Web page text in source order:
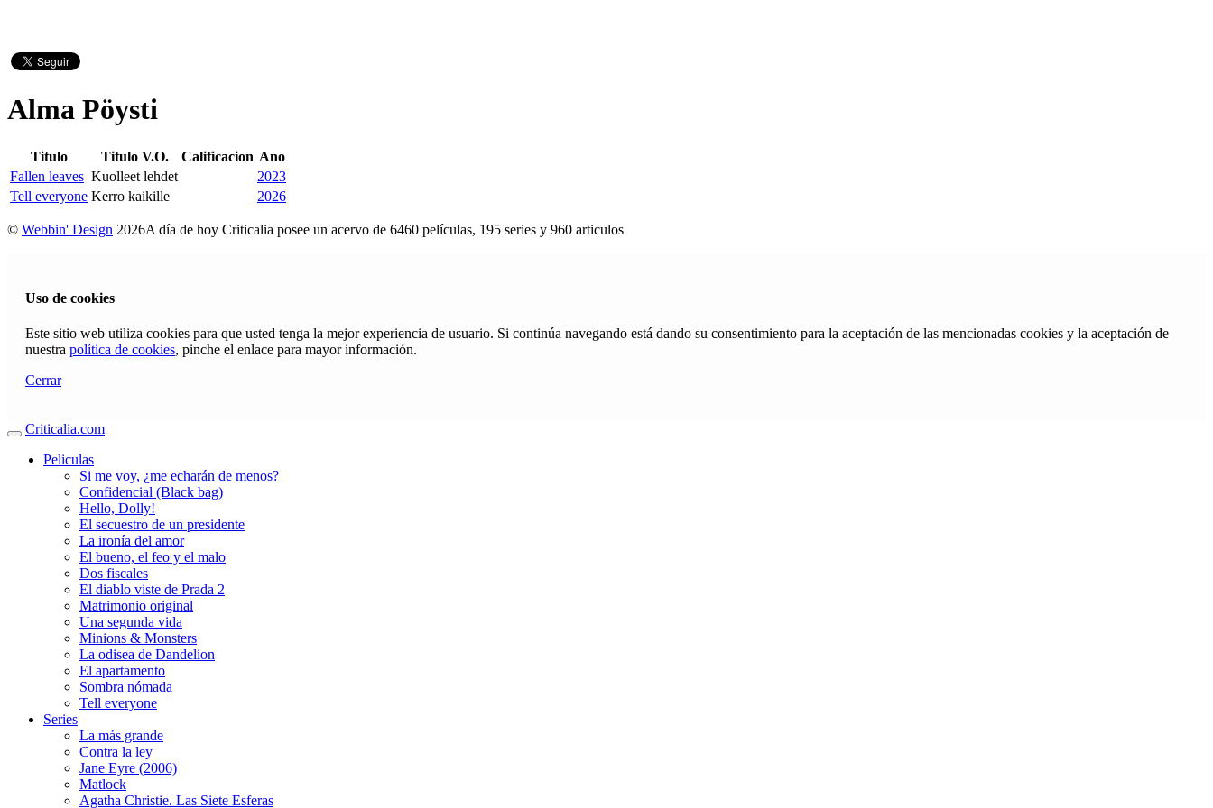
Alma Pöysti
Titulo Titulo V.O. Calificacion Ano
Fallen leaves Kuolleet lehdet
2023
Tell everyone Kerro kaikille 2026
© Webbin' Design 2026A día de hoy Criticalia posee un acervo de 6460 películas, 195 series y 960 articulos
Uso de cookies
Este sitio web utiliza cookies para que usted tenga la mejor experiencia de usuario. Si continúa navegando está dando su consentimiento para la aceptación de las mencionadas cookies y la aceptación de
nuestra política de cookies, pinche el enlace para mayor información.
Cerrar
Criticalia.com
Peliculas
Si me voy, ¿me echarán de menos?
Confidencial (Black bag)
Hello, Dolly!
El secuestro de un presidente
La ironía del amor
El bueno, el feo y el malo
Dos fiscales
El diablo viste de Prada 2
Matrimonio original
Una segunda vida
Minions & Monsters
La odisea de Dandelion
El apartamento
Sombra nómada
Tell everyone
Series
La más grande
Contra la ley
Jane Eyre (2006)
Matlock
Agatha Christie. Las Siete Esferas